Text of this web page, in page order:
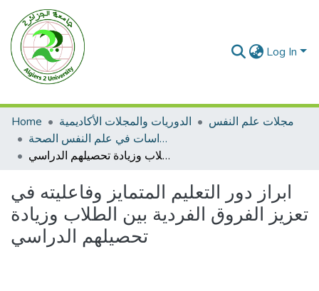
Log In
Home الدوريات والمجلات الأكاديمية
مجلات علم النفس
مجلة دراسات في علم النفس الصحة
ابراز دور التعليم المتمايز وفاعليته في تعزيز الفروق الفردية بين الطلاب وزيادة تحصيلهم الدراسي
ابراز دور التعليم المتمايز وفاعليته في
تعزيز الفروق الفردية بين الطلاب وزيادة
تحصيلهم الدراسي